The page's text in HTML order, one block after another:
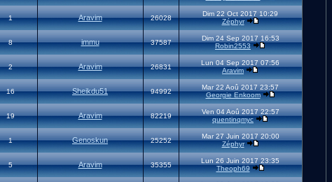
1 Aravim 26028
Dim 22 Oct 2017 10:29
Zéphyr
8 immu 37587
Dim 24 Sep 2017 16:53
Robin2553
2 Aravim 26831
Lun 04 Sep 2017 07:56
Aravim
16 Sheikdu51 94992
Mar 22 Aoû 2017 23:57
Georgie Enkoom
19 Aravim 82219
Ven 04 Aoû 2017 22:57
quentinqmyc
1 Genoskun 25252
Mar 27 Juin 2017 20:00
Zéphyr
5 Aravim 35355
Lun 26 Juin 2017 23:35
Theoph69